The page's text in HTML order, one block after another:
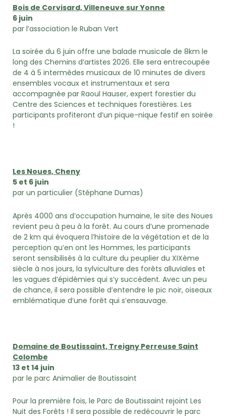
Bois de Corvisard, Villeneuve sur Yonne
6 juin
par l’association le Ruban Vert
La soirée du 6 juin offre une balade musicale de 8km le
long des Chemins d’artistes 2026. Elle sera entrecoupée
de 4 à 5 intermèdes musicaux de 10 minutes de divers
ensembles vocaux et instrumentaux et sera
accompagnée par Raoul Hauser, expert forestier du
Centre des Sciences et techniques forestières. Les
participants profiteront d’un pique-nique festif en soirée
!
Les Noues, Cheny
5 et 6 juin
par un particulier (Stéphane Dumas)
Après 4000 ans d’occupation humaine, le site des Noues
revient peu à peu à la forêt. Au cours d’une promenade
de 2 km qui évoquera l’histoire de la végétation et de la
perception qu’en ont les Hommes, les participants
seront sensibilisés à la culture du peuplier du XIXème
siècle à nos jours, la sylviculture des forêts alluviales et
les vagues d’épidémies qui s’y succèdent. Avec un peu
de chance, il sera possible d’entendre le pic noir, oiseaux
emblématique d’une forêt qui s’ensauvage.
Domaine de Boutissaint, Treigny Perreuse Saint
Colombe
13 et 14 juin
par le parc Animalier de Boutissaint
Pour la première fois, le Parc de Boutissaint rejoint Les
Nuit des Forêts ! Il sera possible de redécouvrir le parc